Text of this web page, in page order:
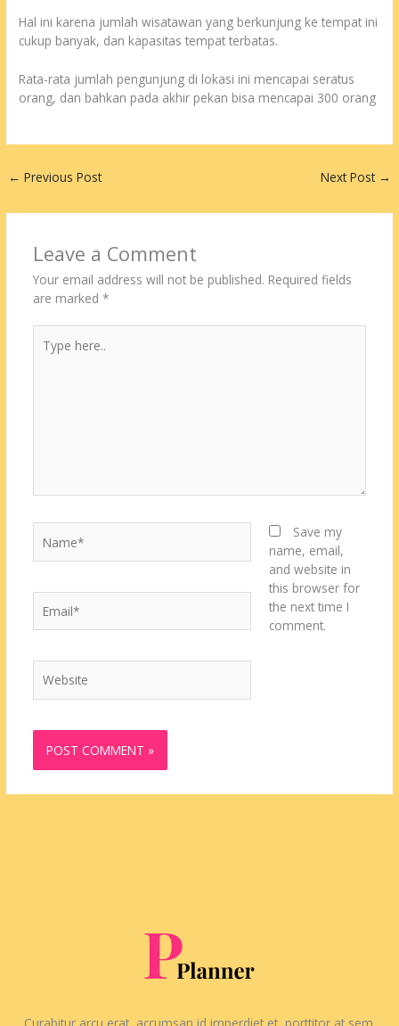
Hal ini karena jumlah wisatawan yang berkunjung ke tempat ini
cukup banyak, dan kapasitas tempat terbatas.
Rata-rata jumlah pengunjung di lokasi ini mencapai seratus
orang, dan bahkan pada akhir pekan bisa mencapai 300 orang
← Previous Post Next Post →
Leave a Comment
Your email address will not be published. Required fields
are marked *
here..
Save my
name, email,
and website in
this browser for
the next time I
comment.